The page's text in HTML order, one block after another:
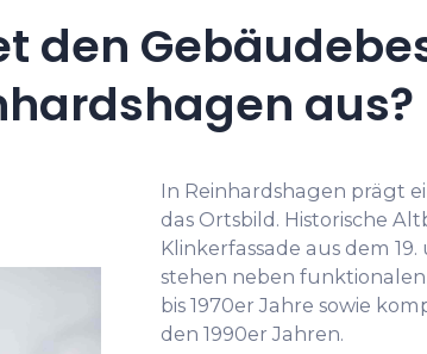
den
aus?
In Reinhardshagen prägt
das Ortsbild. Historische
Klinkerfassade aus dem
stehen neben
bis 1970er Jahre sowie
den 1990er Jahren.